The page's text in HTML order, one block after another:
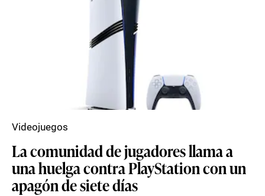
La comunidad de jugadores llama a
una huelga contra PlayStation con un
apagón de siete días
Videojuegos